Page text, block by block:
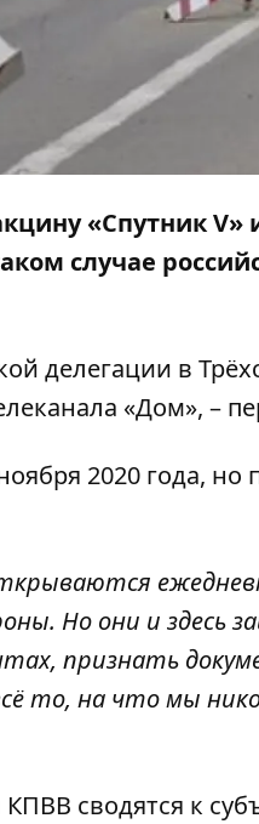
«Спутник
случае
делегации в
«Дом», –
2020 года, но
Но они и здесь
признать
то, на что мы
сводятся к